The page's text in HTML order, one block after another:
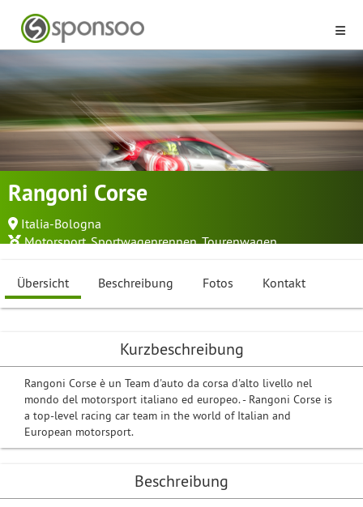
Rangoni Corse
Italia-Bologna
Motorsport,Sportwagenrennen,Tourenwagen...
Übersicht Beschreibung Fotos Kontakt
Kurzbeschreibung
Rangoni Corse è un Team d'auto da corsa d'alto livello nel
mondo del motorsport italiano ed europeo. - Rangoni Corse is
a top-level racing car team in the world of Italian and
European motorsport.
Beschreibung